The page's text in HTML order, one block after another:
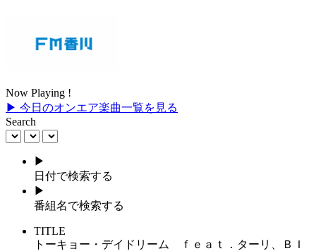
Now Playing !
▶ 今日のオンエア楽曲一覧を見る
Search
▶
日付で検索する
▶
番組名で検索する
TITLE
トーキョー・デイドリーム ｆｅａｔ．ターリ、ＢＩ